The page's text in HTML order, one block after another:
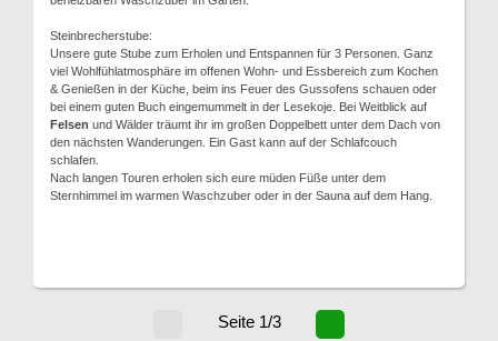
Steinbrecherstube:
Unsere gute Stube zum Erholen und Entspannen für 3 Personen. Ganz
viel Wohlfühlatmosphäre im offenen Wohn- und Essbereich zum Kochen
& Genießen in der Küche, beim ins Feuer des Gussofens schauen oder
bei einem guten Buch eingemummelt in der Lesekoje. Bei Weitblick auf
Felsen und Wälder träumt ihr im großen Doppelbett unter dem Dach von
den nächsten Wanderungen. Ein Gast kann auf der Schlafcouch
schlafen.
Nach langen Touren erholen sich eure müden Füße unter dem
Sternhimmel im warmen Waschzuber oder in der Sauna auf dem Hang.
Seite 1/3